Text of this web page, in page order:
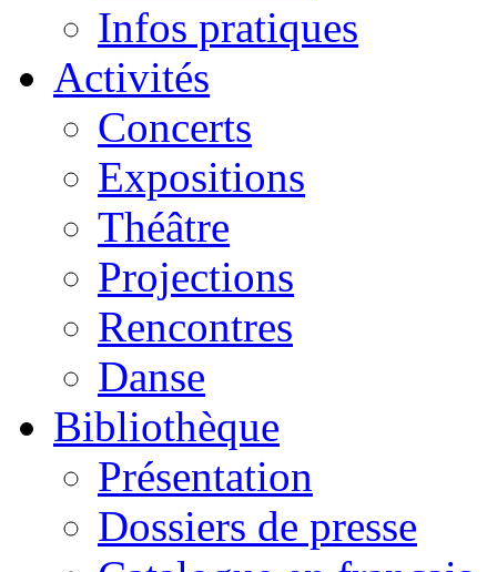
Infos pratiques
Activités
Concerts
Expositions
Théâtre
Projections
Rencontres
Danse
Bibliothèque
Présentation
Dossiers de presse